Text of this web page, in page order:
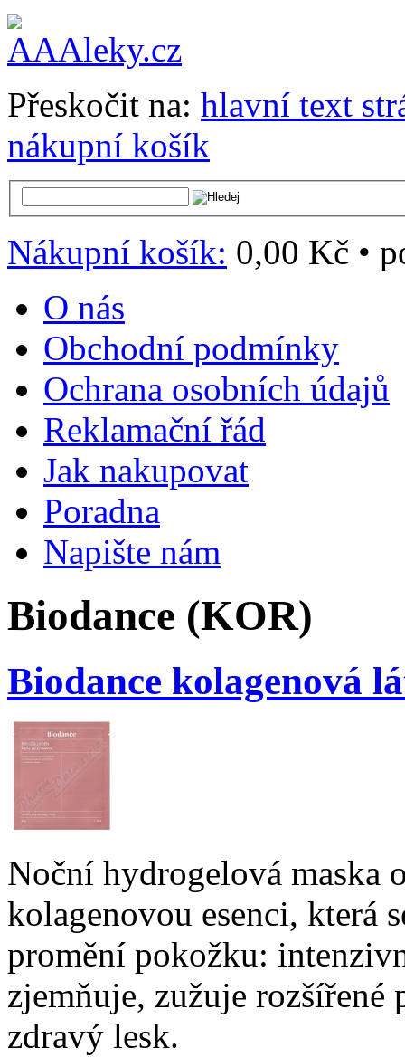
Přeskočit na: hlavní text
nákupní košík
Nákupní košík: 0,00 Kč •
O nás
Obchodní podmínky
Ochrana osobních údajů
Reklamační řád
Jak nakupovat
Poradna
Napište nám
Biodance (KOR)
Biodance kolagenová
Noční hydrogelová maska
kolagenovou esenci, která
promění pokožku:
zjemňuje, zužuje
zdravý lesk.